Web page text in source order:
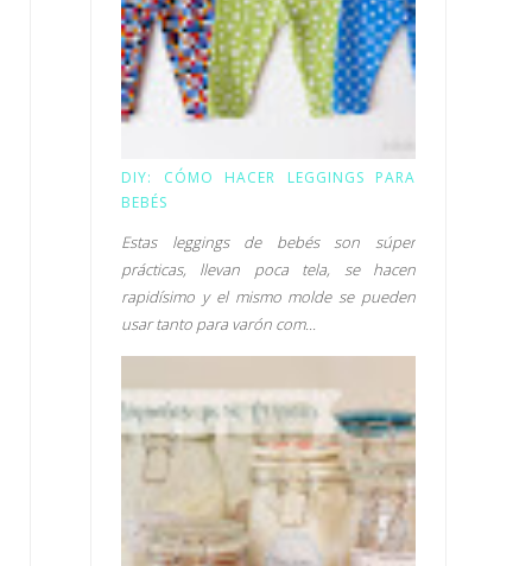
DIY: CÓMO HACER LEGGINGS PARA
BEBÉS
Estas leggings de bebés son súper
prácticas, llevan poca tela, se hacen
rapidísimo y el mismo molde se pueden
usar tanto para varón com...